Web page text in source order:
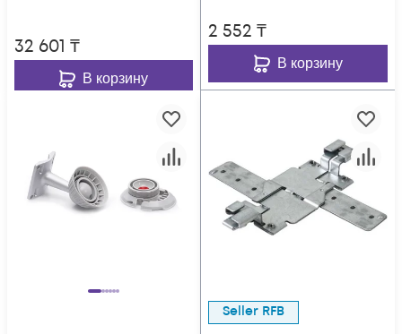
32 601 ₸
В корзину
2 552 ₸
В корзину
Seller RFB